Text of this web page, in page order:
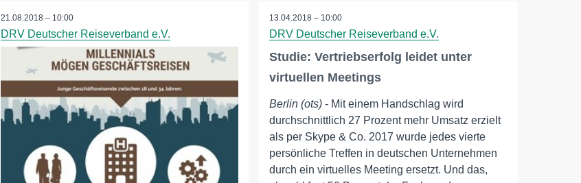
21.08.2018 – 10:00
DRV Deutscher Reiseverband e.V.
13.04.2018 – 10:00
DRV Deutscher Reiseverband e.V.
Studie: Vertriebserfolg leidet unter
virtuellen Meetings
Berlin (ots) - Mit einem Handschlag wird
durchschnittlich 27 Prozent mehr Umsatz erzielt
als per Skype & Co. 2017 wurde jedes vierte
persönliche Treffen in deutschen Unternehmen
durch ein virtuelles Meeting ersetzt. Und das,